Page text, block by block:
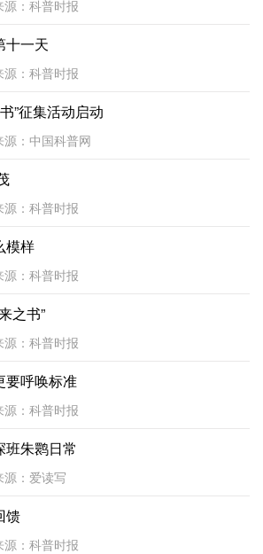
源：科普时报
十一天
源：科普时报
”征集活动启动
源：中国科普网
源：科普时报
模样
源：科普时报
之书”
源：科普时报
要呼唤标准
源：科普时报
班朱鹮日常
源：爱读写
馈
源：科普时报